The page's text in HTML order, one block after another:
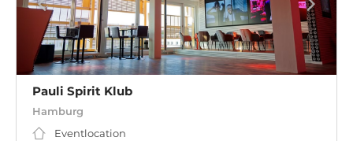
Pauli Spirit Klub
Hamburg
Eventlocation